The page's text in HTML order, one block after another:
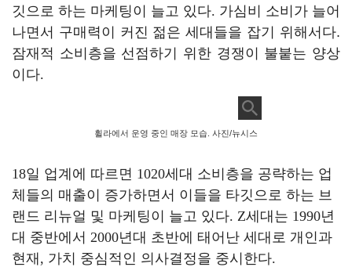
깃으로 하는 마케팅이 늘고 있다. 가심비 소비가 늘어
나면서 구매력이 커진 젊은 세대들을 잡기 위해서다.
잠재적 소비층을 선점하기 위한 경쟁이 불붙는 양상
이다.
휠라에서 운영 중인 매장 모습. 사진/뉴시스
18일 업계에 따르면 1020세대 소비층을 공략하는 업
체들의 매출이 증가하면서 이들을 타깃으로 하는 브
랜드 리뉴얼 및 마케팅이 늘고 있다. Z세대는 1990년
대 중반에서 2000년대 초반에 태어난 세대로 개인과
현재 , 가치 중심적인 의사결정을 중시한다.